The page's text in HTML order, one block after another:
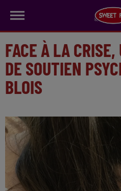
FACE À LA
DE SOUTIEN
BLOIS